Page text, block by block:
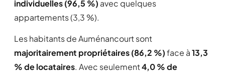
individuelles (96,5 %) avec quelques
appartements (3,3 %).
Les habitants de Auménancourt sont
majoritairement propriétaires (86,2 %)face à13,3
% de locataires. Avec seulement4,0 % de